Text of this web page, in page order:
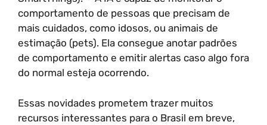
comportamento de pessoas que precisam de
mais cuidados, como idosos, ou animais de
estimação (pets). Ela consegue anotar padrões
de comportamento e emitir alertas caso algo fora
do normal esteja ocorrendo.
Essas novidades prometem trazer muitos
recursos interessantes para o Brasil em breve,